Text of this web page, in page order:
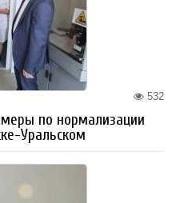
532
по нормализации
Уральском